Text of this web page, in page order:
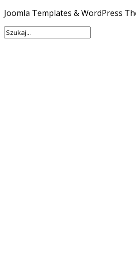
Joomla Templates & WordPress